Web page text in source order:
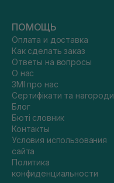
ПОМОЩЬ
Оплата и доставка
Как сделать заказ
Ответы на вопросы
О нас
ЗМІ про нас
Сертифікати та нагороди
Блог
Бюті словник
Контакты
Условия использования
сайта
Политика
конфиденциальности